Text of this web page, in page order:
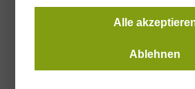
Alle
Ablehnen
Neben dem bisherigen Geschäftsführer